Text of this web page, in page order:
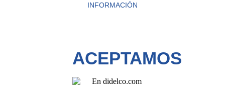
INFORMACIÓN
ACEPTAMOS